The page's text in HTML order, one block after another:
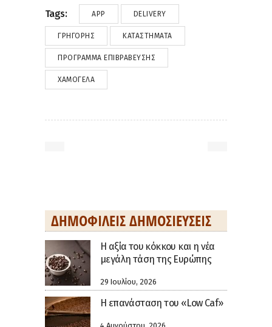
Tags: APP DELIVERY
ΓΡΗΓΟΡΗΣ ΚΑΤΑΣΤΉΜΑΤΑ
ΠΡΌΓΡΑΜΜΑ ΕΠΙΒΡΆΒΕΥΣΗΣ
ΧΑΜΌΓΕΛΑ
ΔΗΜΟΦΙΛΕΊΣ ΔΗΜΟΣΙΕΎΣΕΙΣ
H αξία του κόκκου και η νέα
μεγάλη τάση της Ευρώπης
29 Ιουλίου, 2026
Η επανάσταση του «Low Caf»